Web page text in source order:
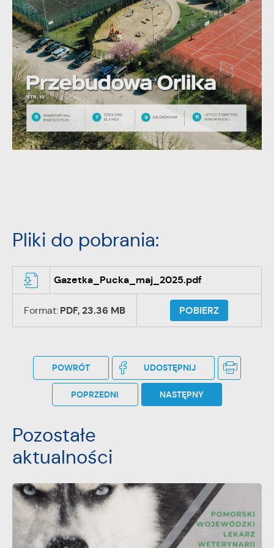
Pliki do pobrania:
Gazetka_Pucka_maj_2025.pdf
Format: PDF, 23.36 MB POBIERZ
POWRÓT UDOSTĘPNIJ
POPRZEDNI NASTĘPNY
Pozostałe
aktualności
stronach podmiotów trzecich lub firm będących naszymi
partnerami oraz innych dostawców usług. Firmy te działają w
charakterze pośredników prezentujących nasze treści w
postaci wiadomości, ofert, komunikatów mediów
społecznościowych.